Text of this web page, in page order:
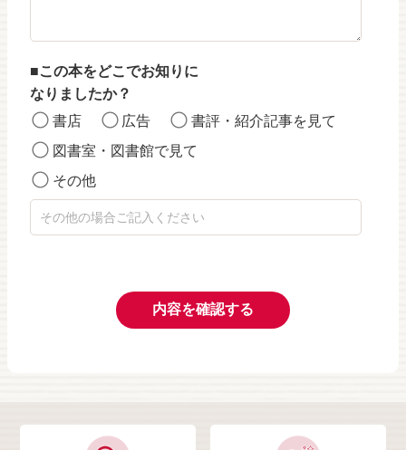
この本をどこでお知りに
なりましたか？
書店
広告
書評・紹介記事を見て
図書室・図書館で見て
その他
内容を確認する